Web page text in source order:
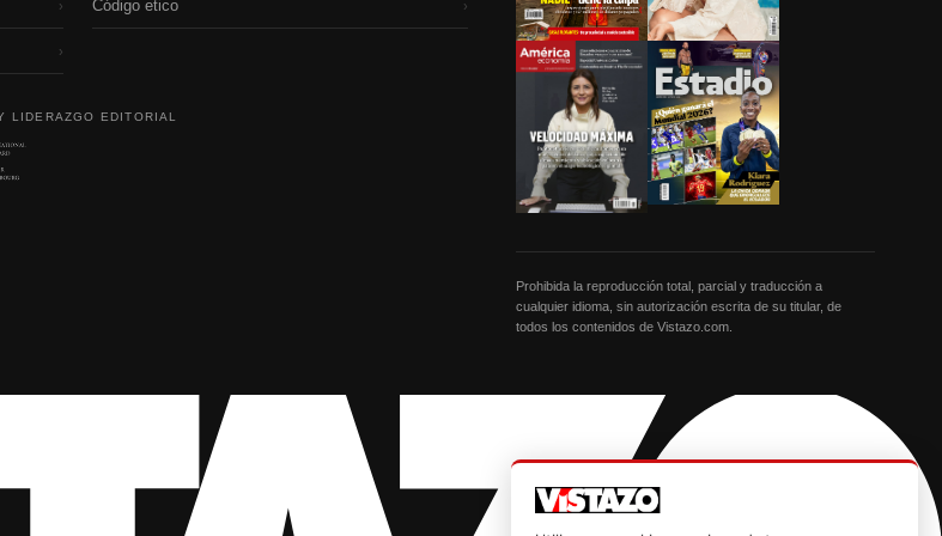
›
›
Código etico ›
LIDERAZGO EDITORIAL
Prohibida la reproducción total, parcial y traducción a
cualquier idioma, sin autorización escrita de su titular, de
todos los contenidos de Vistazo.com.